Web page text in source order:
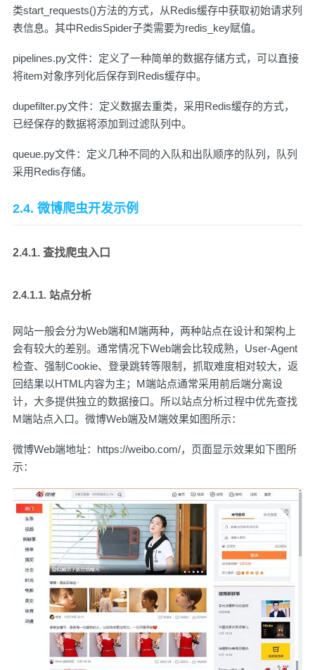
类start_requests()方法的方式，从Redis缓存中获取初始请求列
表信息。其中RedisSpider子类需要为redis_key赋值。
pipelines.py文件：定义了一种简单的数据存储方式，可以直接
将item对象序列化后保存到Redis缓存中。
dupefilter.py文件：定义数据去重类，采用Redis缓存的方式，
已经保存的数据将添加到过滤队列中。
queue.py文件：定义几种不同的入队和出队顺序的队列，队列
采用Redis存储。
2.4. 微博爬虫开发示例
2.4.1. 查找爬虫入口
2.4.1.1. 站点分析
网站一般会分为Web端和M端两种，两种站点在设计和架构上
会有较大的差别。通常情况下Web端会比较成熟，User-Agent
检查、强制Cookie、登录跳转等限制，抓取难度相对较大，返
回结果以HTML内容为主；M端站点通常采用前后端分离设
计，大多提供独立的数据接口。所以站点分析过程中优先查找
M端站点入口。微博Web端及M端效果如图所示：
微博Web端地址： https://weibo.com/，页面显示效果如下图所
示：